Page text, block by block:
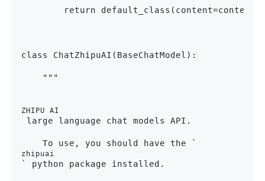
        return default_class(content=content)
class ChatZhipuAI(BaseChatModel):
    """
ZHIPU AI
large language chat models API.
    To use, you should have the `
zhipuai
` python package installed.